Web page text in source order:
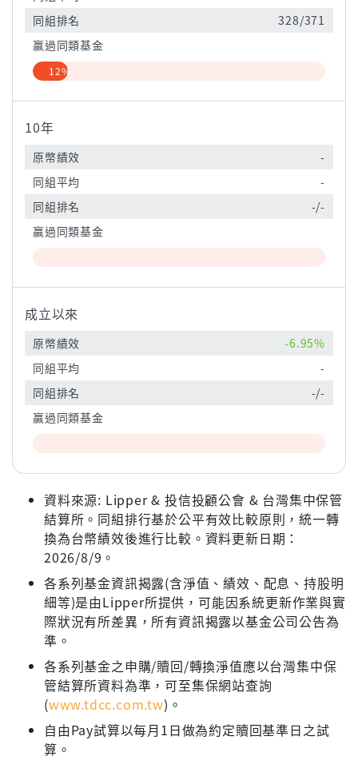
同組排名
328/371
贏過同類基金
12%
10年
原幣績效
-
同組平均
-
同組排名
-/-
贏過同類基金
成立以來
原幣績效
-6.95%
同組平均
-
同組排名
-/-
贏過同類基金
資料來源: Lipper & 投信投顧公會 & 台灣集中保管
結算所。同組排行基於公平有效比較原則，統一轉
換為台幣績效後進行比較。資料更新日期：
2026/8/9。
各系列基金資訊揭露(含淨值、績效、配息、持股明
細等)是由Lipper所提供，可能因系統更新作業與實
際狀況有所差異，所有資訊揭露以基金公司公告為
準。
各系列基金之申購/贖回/轉換淨值應以台灣集中保
管結算所資料為準，可至集保網站查詢
(www.tdcc.com.tw)。
自由Pay試算以每月1日做為約定贖回基準日之試
算。